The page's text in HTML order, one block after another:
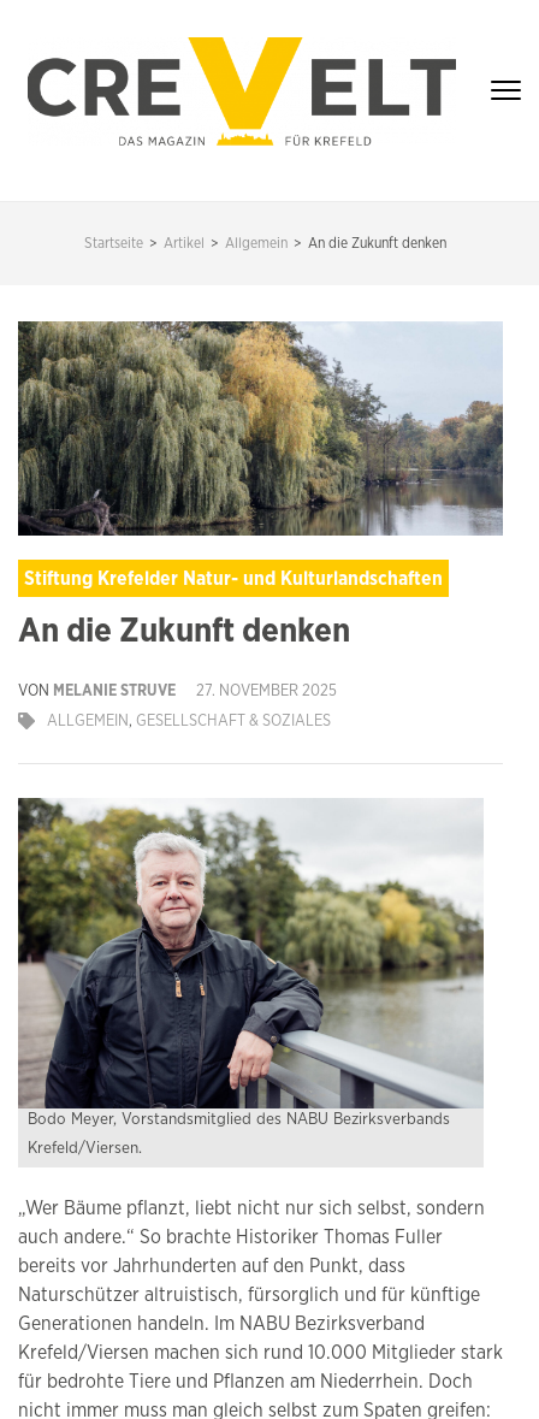
springen
(Enter
KREFELD
Startseite > Artikel > Allgemein > An die Zukunft denken
Stiftung Krefelder Natur- und Kulturlandschaften
An die Zukunft denken
VON MELANIE STRUVE
27. NOVEMBER 2025
ALLGEMEIN, GESELLSCHAFT & SOZIALES
Bodo Meyer, Vorstandsmitglied des NABU Bezirksverbands
Krefeld/Viersen.
„Wer Bäume pflanzt, liebt nicht nur sich selbst, sondern
auch andere.“ So brachte Historiker Thomas Fuller
bereits vor Jahrhunderten auf den Punkt, dass
Naturschützer altruistisch, fürsorglich und für künftige
Generationen handeln. Im NABU Bezirksverband
Krefeld/Viersen machen sich rund 10.000 Mitglieder stark
für bedrohte Tiere und Pflanzen am Niederrhein. Doch
nicht immer muss man gleich selbst zum Spaten greifen: